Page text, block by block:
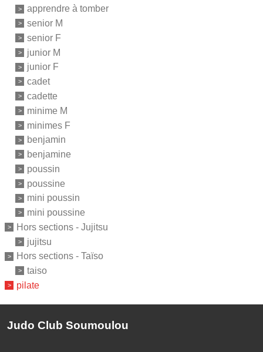
apprendre à tomber
senior M
senior F
junior M
junior F
cadet
cadette
minime M
minimes F
benjamin
benjamine
poussin
poussine
mini poussin
mini poussine
Hors sections - Jujitsu
jujitsu
Hors sections - Taïso
taiso
pilate
Judo Club Soumoulou